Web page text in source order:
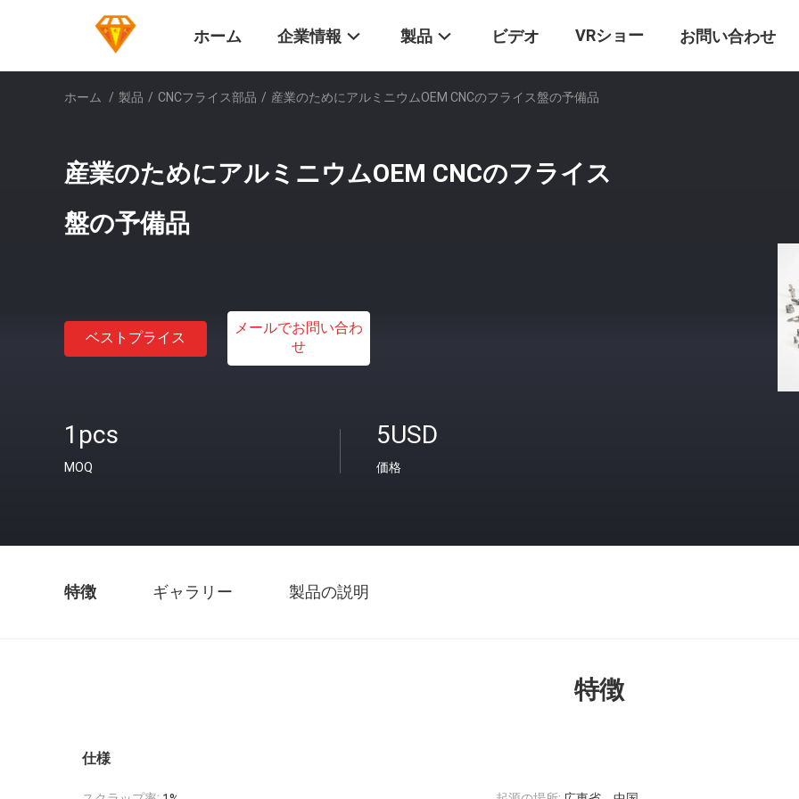
ホーム 企業情報 製品 ビデオ VRショー お問い合わせ
ホーム / 製品 / CNCフライス部品 / 産業のためにアルミニウムOEM CNCのフライス盤の予備品
産業のためにアルミニウムOEM CNCのフライス
盤の予備品
ベストプライス
メールでお問い合わ
せ
1pcs
MOQ
5USD
価格
特徴 ギャラリー 製品の説明
特徴
仕様